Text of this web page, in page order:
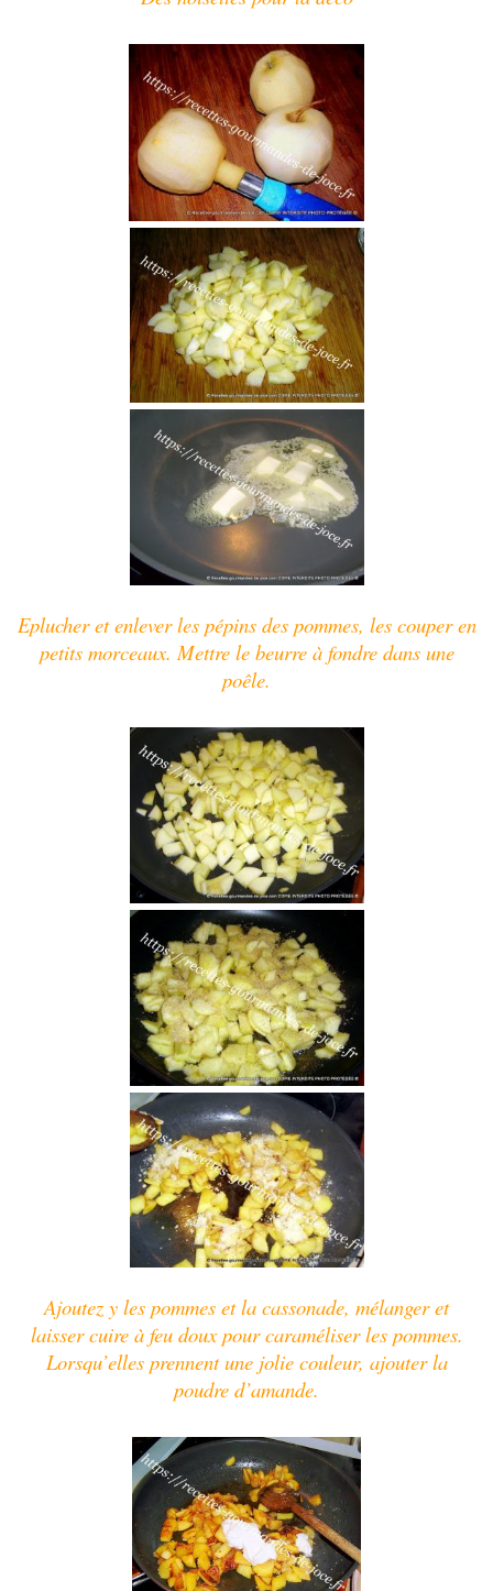
Eplucher et enlever les pépins des pommes, les couper en
petits morceaux. Mettre le beurre à fondre dans une
poêle.
Ajoutez y les pommes et la cassonade, mélanger et
laisser cuire à feu doux pour caraméliser les pommes.
Lorsqu’elles prennent une jolie couleur, ajouter la
poudre d’amande.